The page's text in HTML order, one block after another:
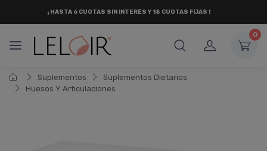
¡ HASTA 6 CUOTAS SIN INTERÉS Y 18 CUOTAS FIJAS !
0
Suplementos
Suplementos Dietarios
Huesos Y Articulaciones